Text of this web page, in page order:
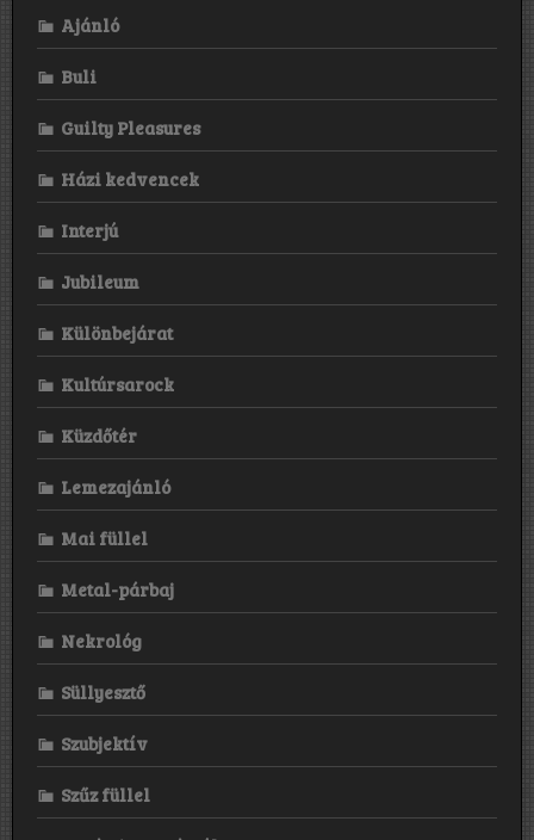
Ajánló
Buli
Guilty Pleasures
Házi kedvencek
Interjú
Jubileum
Különbejárat
Kultúrsarock
Küzdőtér
Lemezajánló
Mai füllel
Metal-párbaj
Nekrológ
Süllyesztő
Szubjektív
Szűz füllel